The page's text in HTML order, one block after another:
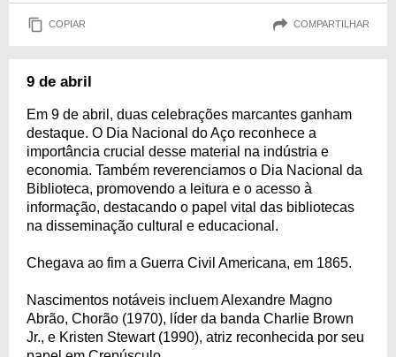
COPIAR COMPARTILHAR
9 de abril
Em 9 de abril, duas celebrações marcantes ganham
destaque. O Dia Nacional do Aço reconhece a
importância crucial desse material na indústria e
economia. Também reverenciamos o Dia Nacional da
Biblioteca, promovendo a leitura e o acesso à
informação, destacando o papel vital das bibliotecas
na disseminação cultural e educacional.
Chegava ao fim a Guerra Civil Americana, em 1865.
Nascimentos notáveis incluem Alexandre Magno
Abrão, Chorão (1970), líder da banda Charlie Brown
Jr., e Kristen Stewart (1990), atriz reconhecida por seu